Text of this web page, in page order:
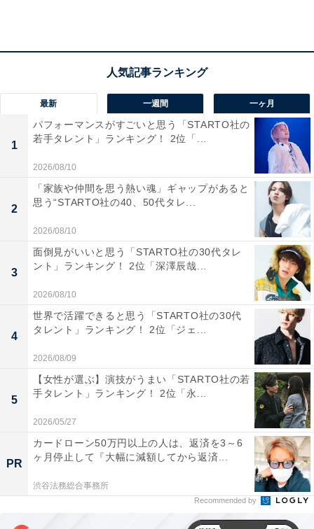
家賃や食費、光熱費など、リアルな収支状況とや
りくりのポイントは？
■東京都北区、35歳女性世帯の場合
家賃：9万円
間取り：2LDK
交際費：なし
電気代：5000円
ガス代：6000円
水道代（2カ月での請求額）：1万2000円
通信費：1万2000円
車：なし
その他：習い事代1万円
現在行っている節約のポイントを聞くと、「なるべく自
炊、最近は冷凍食品を買わずに自分で作ったものを冷凍
してストックしています。これが結構安上がりになって
お弁当にいいです」と教えてくれました。
最新 一週間 一ヶ月
1
パフォーマンスがすごいと思う「STARTO社の
若手タレント」ランキング！ 2位「...
2026/08/10
2
「家族や仲間を思う熱い魂」ギャップがあると
思う“STARTO社の40、50代タレ...
2026/08/10
3
面倒見がいいと思う「STARTO社の30代タレ
ント」ランキング！ 2位「深澤辰哉...
2026/08/10
4
世界で活躍できると思う「STARTO社の30代
タレント」ランキング！ 2位「ジェ...
2026/08/09
5
【女性が選ぶ】演技がうまい「STARTO社の若
手タレント」ランキング！ 2位「永...
2026/05/27
PR
カードローン50万円以上の人は、返済を3～6
ヶ月停止して『大幅に減額してから返済...
渋谷法務総合事務所
Recommended by